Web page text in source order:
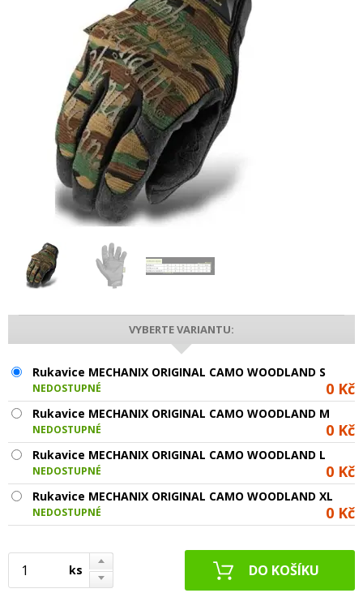
VYBERTE VARIANTU:
Rukavice MECHANIX ORIGINAL CAMO WOODLAND S
NEDOSTUPNÉ 0 Kč
Rukavice MECHANIX ORIGINAL CAMO WOODLAND M
NEDOSTUPNÉ 0 Kč
Rukavice MECHANIX ORIGINAL CAMO WOODLAND L
NEDOSTUPNÉ 0 Kč
Rukavice MECHANIX ORIGINAL CAMO WOODLAND XL
NEDOSTUPNÉ 0 Kč
ks